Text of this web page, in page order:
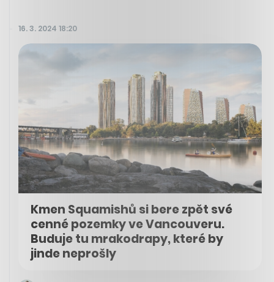
16. 3. 2024 18:20
Kmen Squamishů si bere zpět své
cenné pozemky ve Vancouveru.
Buduje tu mrakodrapy, které by
jinde neprošly